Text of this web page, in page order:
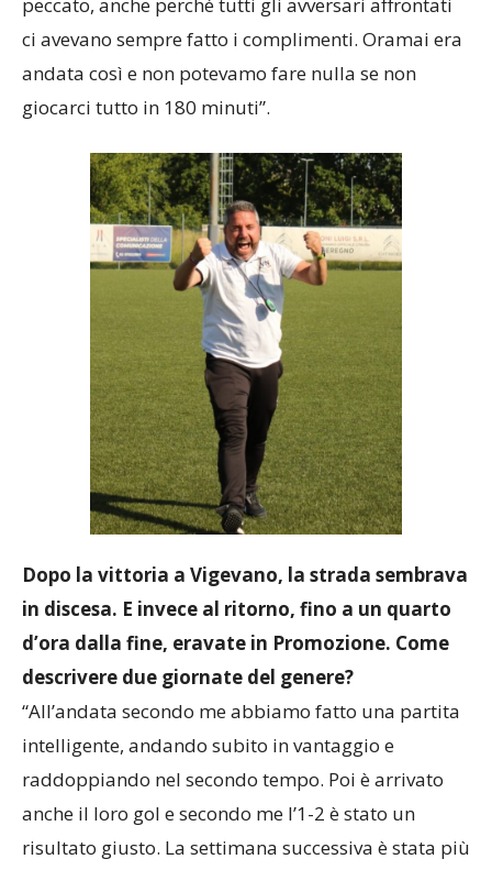
fatto fino a quel momento. Sarebbe stato un
peccato, anche perché tutti gli avversari affrontati
ci avevano sempre fatto i complimenti. Oramai era
andata così e non potevamo fare nulla se non
giocarci tutto in 180 minuti”.
Dopo la vittoria a Vigevano, la strada sembrava
in discesa. E invece al ritorno, fino a un quarto
d’ora dalla fine, eravate in Promozione. Come
descrivere due giornate del genere?
“All’andata secondo me abbiamo fatto una partita
intelligente, andando subito in vantaggio e
raddoppiando nel secondo tempo. Poi è arrivato
anche il loro gol e secondo me l’1-2 è stato un